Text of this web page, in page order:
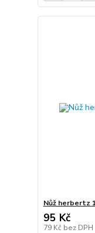
Nůž herbertz
95 Kč
79 Kč bez DPH